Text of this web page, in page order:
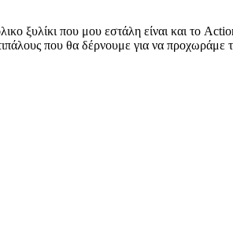
ξυλίκι που μου εστάλη είναι και το
που θα δέρνουμε για να προχωράμε